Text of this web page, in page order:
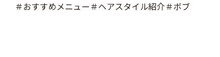
＃おすすめメニュー ＃ヘアスタイル紹介＃ボブ